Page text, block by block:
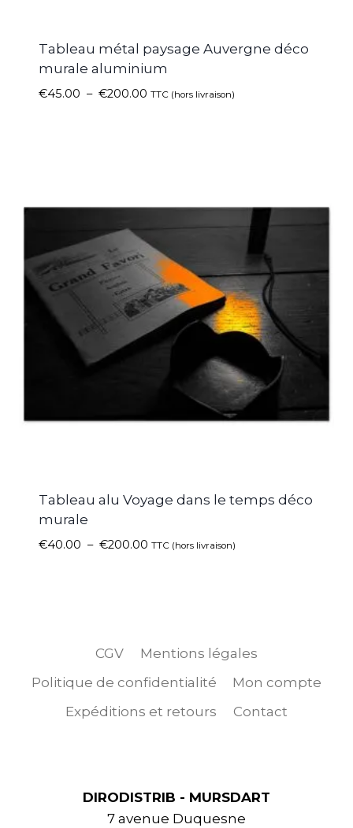
Tableau métal paysage Auvergne déco
murale aluminium
€45.00 – €200.00 TTC (hors livraison)
Tableau alu Voyage dans le temps déco
murale
€40.00 – €200.00 TTC (hors livraison)
CGV
Mentions légales
Politique de confidentialité
Mon compte
Expéditions et retours
Contact
DIRODISTRIB - MURSDART
7 avenue Duquesne